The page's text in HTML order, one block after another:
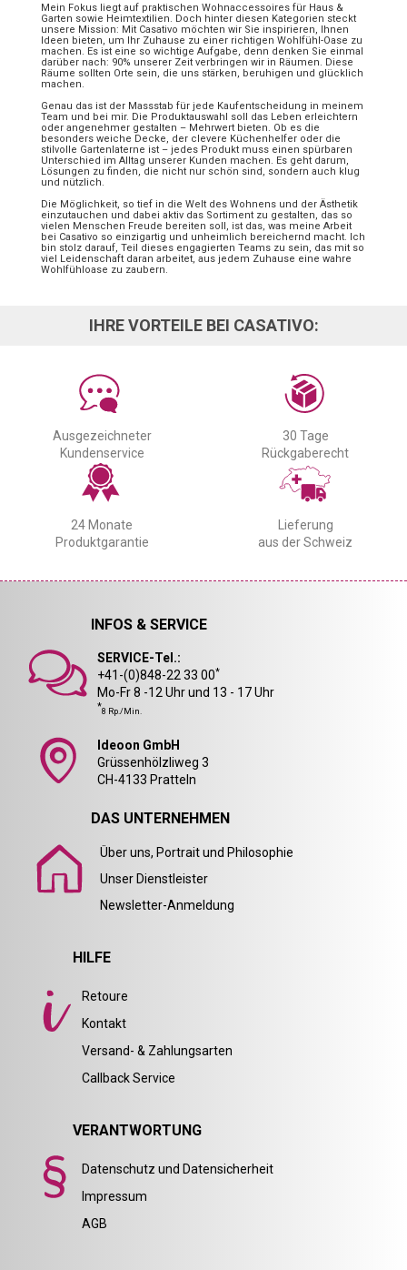
Mein Fokus liegt auf praktischen Wohnaccessoires für Haus &
Garten sowie Heimtextilien. Doch hinter diesen Kategorien steckt
unsere Mission: Mit Casativo möchten wir Sie inspirieren, Ihnen
Ideen bieten, um Ihr Zuhause zu einer richtigen Wohlfühl-Oase zu
machen. Es ist eine so wichtige Aufgabe, denn denken Sie einmal
darüber nach: 90% unserer Zeit verbringen wir in Räumen. Diese
Räume sollten Orte sein, die uns stärken, beruhigen und glücklich
machen.
Genau das ist der Massstab für jede Kaufentscheidung in meinem
Team und bei mir. Die Produktauswahl soll das Leben erleichtern
oder angenehmer gestalten – Mehrwert bieten. Ob es die
besonders weiche Decke, der clevere Küchenhelfer oder die
stilvolle Gartenlaterne ist – jedes Produkt muss einen spürbaren
Unterschied im Alltag unserer Kunden machen. Es geht darum,
Lösungen zu finden, die nicht nur schön sind, sondern auch klug
und nützlich.
Die Möglichkeit, so tief in die Welt des Wohnens und der Ästhetik
einzutauchen und dabei aktiv das Sortiment zu gestalten, das so
vielen Menschen Freude bereiten soll, ist das, was meine Arbeit
bei Casativo so einzigartig und unheimlich bereichernd macht. Ich
bin stolz darauf, Teil dieses engagierten Teams zu sein, das mit so
viel Leidenschaft daran arbeitet, aus jedem Zuhause eine wahre
Wohlfühloase zu zaubern.
IHRE VORTEILE BEI CASATIVO:
Ausgezeichneter
Kundenservice
30 Tage
Rückgaberecht
24 Monate
Produktgarantie
Lieferung
aus der Schweiz
INFOS & SERVICE
SERVICE-Tel.:
+41-(0)848-22 33 00*
Mo-Fr 8 -12 Uhr und 13 - 17 Uhr
*8 Rp./Min.
Ideoon GmbH
Grüssenhölzliweg 3
CH-4133 Pratteln
DAS UNTERNEHMEN
Über uns, Portrait und Philosophie
Unser Dienstleister
Newsletter-Anmeldung
HILFE
Retoure
Kontakt
Versand- & Zahlungsarten
Callback Service
VERANTWORTUNG
Datenschutz und Datensicherheit
Impressum
AGB